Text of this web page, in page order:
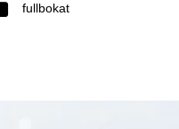
fullbokat